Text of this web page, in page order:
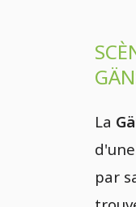
La
par